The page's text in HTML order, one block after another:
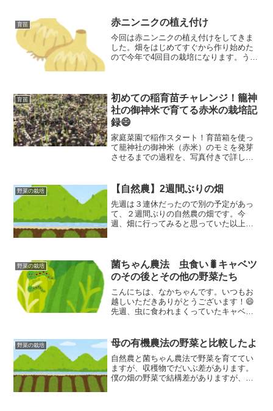
育苗 赤ニンニクの植え付け
今回は赤ニンニクの植え付けをしてきま
した。畑をはじめてすぐから作り始めた
ので今年で4回目の栽培になります。うち
率が上がり、発芽が揃います。
育苗
初めての稲育苗チャレンジ！籠神
社の御神米で育てる赤米の栽培記
録😄
家庭菜園で稲作スタート！育苗箱を使っ
て籠神社の御神米（赤米）のモミを発芽
させるまでの過程を、写真付きで詳しく
野菜の栽培 【自然農】2週間ぶりの畑
先週は３連休だったので別の予定があっ
て、２週間ぶりの自然農の畑です。今
週、畑に行ってみると思っていた以上の
野菜の栽培
菌ちゃん農法 虫食い🐛キャベツ
のその後とその他の野菜たち
こんにちは、なかちゃんです。いつもお
越しいただきありがとうございます！😄
先週、虫に食われまくっていたキャベツ
ってましたので様子を見てきました。で
は、行ってみましょう！ム...
野菜の栽培 母の有機農法の野菜と比較したよ
自然農と菌ちゃん農法で野菜を育ててい
ますが、収穫物でだいぶ差があります。
僕の畑の野菜で結構差がありますが、す